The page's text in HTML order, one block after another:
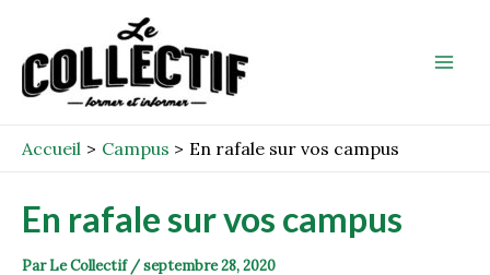
contenu
Accueil Campus En rafale sur vos campus
En rafale sur vos campus
ParLe Collectif /septembre 28, 2020
navigation